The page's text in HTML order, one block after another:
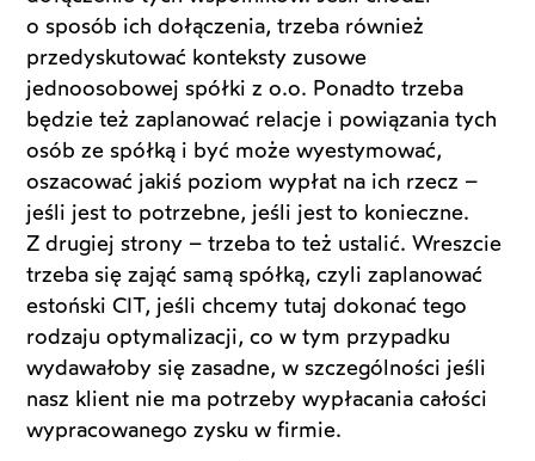
o sposób ich dołączenia, trzeba również
przedyskutować konteksty zusowe
jednoosobowej spółki z o.o. Ponadto trzeba
będzie też zaplanować relacje i powiązania tych
osób ze spółką i być może wyestymować,
oszacować jakiś poziom wypłat na ich rzecz –
jeśli jest to potrzebne, jeśli jest to konieczne.
Z drugiej strony – trzeba to też ustalić. Wreszcie
trzeba się zająć samą spółką, czyli zaplanować
estoński CIT, jeśli chcemy tutaj dokonać tego
rodzaju optymalizacji, co w tym przypadku
wydawałoby się zasadne, w szczególności jeśli
nasz klient nie ma potrzeby wypłacania całości
wypracowanego zysku w firmie.